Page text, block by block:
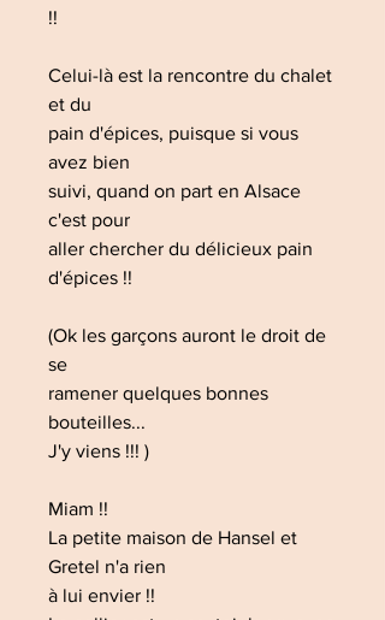
!!
Celui-là est la rencontre du chalet
et du
pain d'épices, puisque si vous
avez bien
suivi, quand on part en Alsace
c'est pour
aller chercher du délicieux pain
d'épices !!
(Ok les garçons auront le droit de
se
ramener quelques bonnes
bouteilles...
J'y viens !!! )
Miam !!
La petite maison de Hansel et
Gretel n'a rien
à lui envier !!